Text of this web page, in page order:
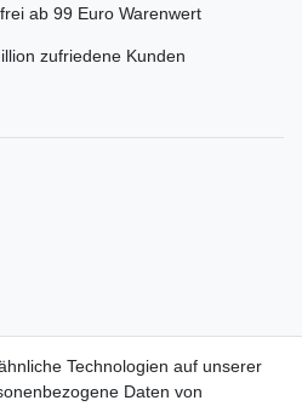
ab 99 Euro Warenwert
zufriedene Kunden
Technologien auf unserer
Daten von